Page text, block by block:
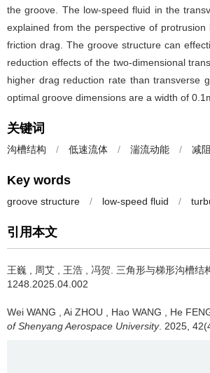
the groove. The low-speed fluid in the
explained from the perspective of
friction drag. The groove structure can
reduction effects of the two-dimensional
higher drag reduction rate than transverse
optimal groove dimensions are a width of
关键词
沟槽结构 / 低速流体 / 湍流动能 / 减
Key words
groove structure / low-speed fluid /
引用本文
王巍 周艾 王浩 冯贺 三角形与梯形沟槽结
1248.2025.04.002
Wei WANG Ai ZHOU Hao WANG He
of Shenyang Aerospace University. 2025,